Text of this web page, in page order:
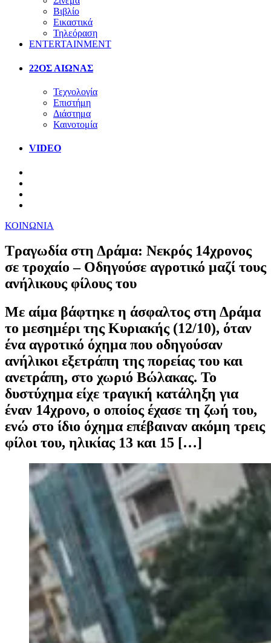
Βιβλίο
Εικαστικά
Τηλεόραση
ENTERTAINMENT
22ΟΣ ΑΙΩΝΑΣ
Τεχνολογία
Επιστήμη
Διάστημα
Καινοτομία
VIDEO
ΚΟΙΝΩΝΙΑ
Τραγωδία στη Δράμα: Νεκρός 14χρονος
σε τροχαίο – Οδηγούσε αγροτικό μαζί τους
ανήλικους φίλους του
Με αίμα βάφτηκε η άσφαλτος στη Δράμα
το μεσημέρι της Κυριακής (12/10), όταν
ένα αγροτικό όχημα που οδηγούσαν
ανήλικοι εξετράπη της πορείας του και
ανετράπη, στο χωριό Βώλακας. Το
δυστύχημα είχε τραγική κατάληξη για
έναν 14χρονο, ο οποίος έχασε τη ζωή του,
ενώ στο ίδιο όχημα επέβαιναν ακόμη τρεις
φίλοι του, ηλικίας 13 και 15 […]